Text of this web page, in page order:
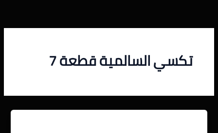
المحتوى
تكسي السالمية قطعة 7